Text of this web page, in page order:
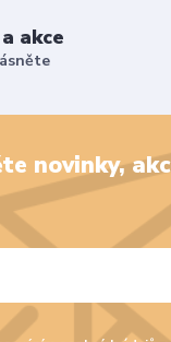
akce
novinky,